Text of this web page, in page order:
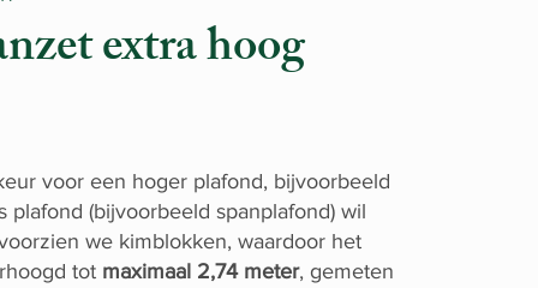
extra hoog
voor een hoger plafond, bijvoorbeeld
plafond (bijvoorbeeld spanplafond) wil
we kimblokken, waardoor het
tot maximaal 2,74 meter, gemeten